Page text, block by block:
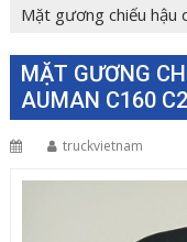
Mặt gương chiếu hậu
MẶT GƯƠNG
AUMAN C160
truckvietnam